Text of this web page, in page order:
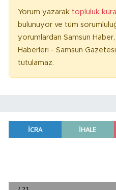
Yorum yazarak topluluk
bulunuyor ve tüm
yorumlardan Samsun
Haberleri - Samsun
tutulamaz.